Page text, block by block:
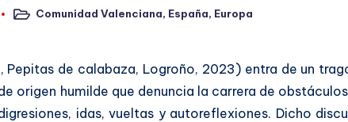
Publicado
Comunidad Valenciana, España, Europa
de calabaza, Logroño, 2023) entra de un
origen humilde que denuncia la carrera de
idas, vueltas y autoreflexiones. Dicho